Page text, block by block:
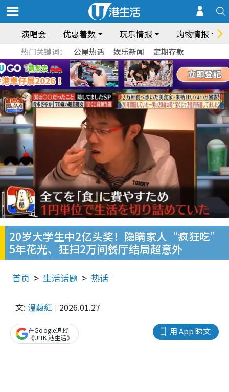
演唱会 优惠着数 玩乐情报 购物情报
热门关键词： 公屋热话 娱乐新闻 定期存款
20岁大学生中2亿头奖！隐瞒家人“疯狂吃”
5年花光、狂扫2万间餐厅结局超意外
首页 生活话题 热话
文: 溫藹紅 2026.01.27
用 App 睇文
在Google追蹤
《UHK 港生活》